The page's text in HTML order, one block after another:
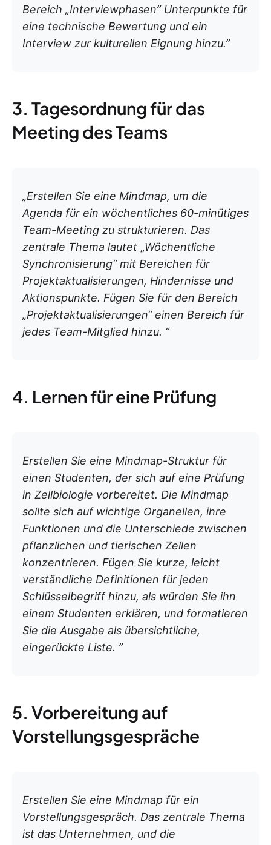
Bereich „Interviewphasen” Unterpunkte für
eine technische Bewertung und ein
Interview zur kulturellen Eignung hinzu.”
3. Tagesordnung für das
Meeting des Teams
„Erstellen Sie eine Mindmap, um die
Agenda für ein wöchentliches 60-minütiges
Team-Meeting zu strukturieren. Das
zentrale Thema lautet „Wöchentliche
Synchronisierung“ mit Bereichen für
Projektaktualisierungen, Hindernisse und
Aktionspunkte. Fügen Sie für den Bereich
„Projektaktualisierungen“ einen Bereich für
jedes Team-Mitglied hinzu. “
4. Lernen für eine Prüfung
Erstellen Sie eine Mindmap-Struktur für
einen Studenten, der sich auf eine Prüfung
in Zellbiologie vorbereitet. Die Mindmap
sollte sich auf wichtige Organellen, ihre
Funktionen und die Unterschiede zwischen
pflanzlichen und tierischen Zellen
konzentrieren. Fügen Sie kurze, leicht
verständliche Definitionen für jeden
Schlüsselbegriff hinzu, als würden Sie ihn
einem Studenten erklären, und formatieren
Sie die Ausgabe als übersichtliche,
eingerückte Liste. ”
5. Vorbereitung auf
Vorstellungsgespräche
Erstellen Sie eine Mindmap für ein
Vorstellungsgespräch. Das zentrale Thema
ist das Unternehmen, und die